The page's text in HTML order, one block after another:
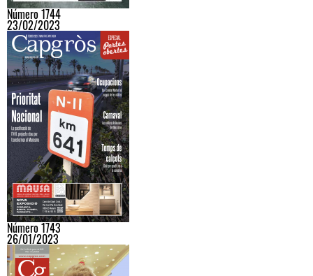
Número 1744
23/02/2023
Número 1743
26/01/2023